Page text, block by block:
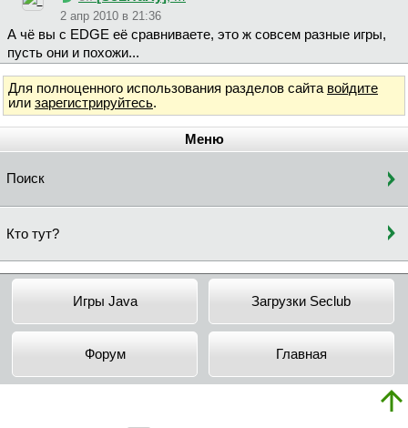
2 апр 2010 в 21:36
А чё вы с EDGE её сравниваете, это ж совсем разные игры,
пусть они и похожи...
Для полноценного использования разделов сайта войдите
или зарегистрируйтесь.
Меню
Поиск
Кто тут?
Игры Java Загрузки Seclub
Форум Главная